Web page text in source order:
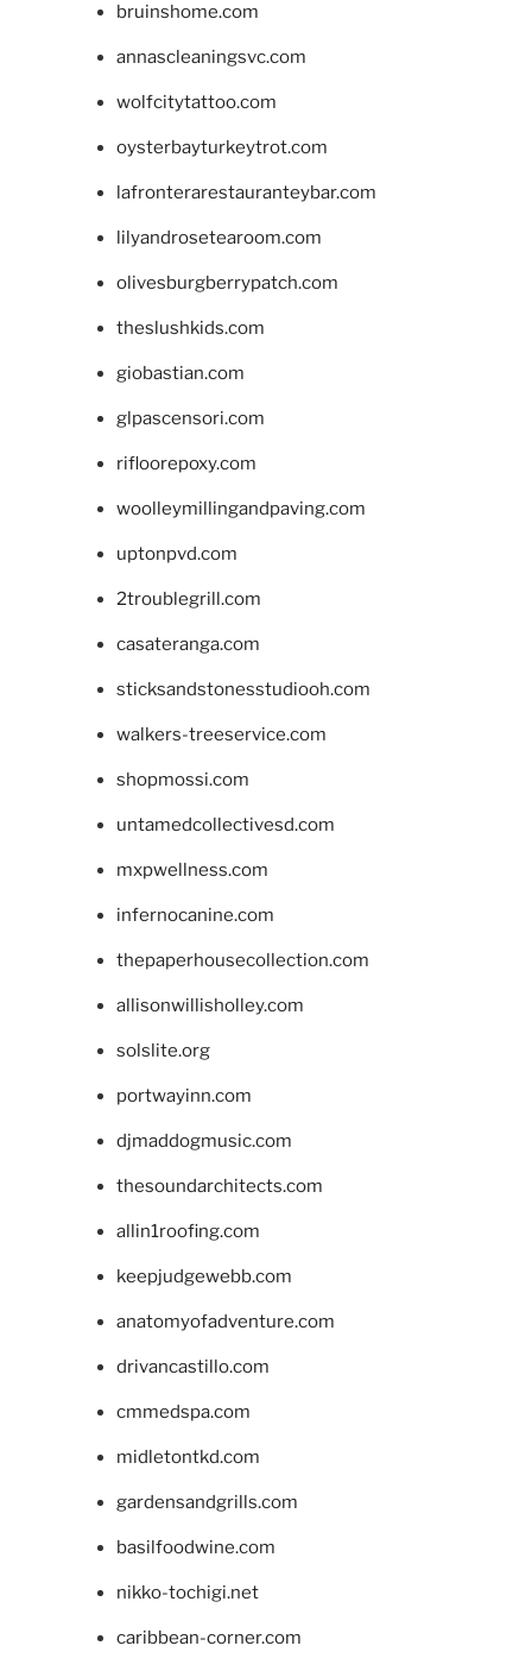
bruinshome.com
annascleaningsvc.com
wolfcitytattoo.com
oysterbayturkeytrot.com
lafronterarestauranteybar.com
lilyandrosetearoom.com
olivesburgberrypatch.com
theslushkids.com
giobastian.com
glpascensori.com
rifloorepoxy.com
woolleymillingandpaving.com
uptonpvd.com
2troublegrill.com
casateranga.com
sticksandstonesstudiooh.com
walkers-treeservice.com
shopmossi.com
untamedcollectivesd.com
mxpwellness.com
infernocanine.com
thepaperhousecollection.com
allisonwillisholley.com
solslite.org
portwayinn.com
djmaddogmusic.com
thesoundarchitects.com
allin1roofing.com
keepjudgewebb.com
anatomyofadventure.com
drivancastillo.com
cmmedspa.com
midletontkd.com
gardensandgrills.com
basilfoodwine.com
nikko-tochigi.net
caribbean-corner.com